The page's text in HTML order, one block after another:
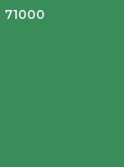
71000